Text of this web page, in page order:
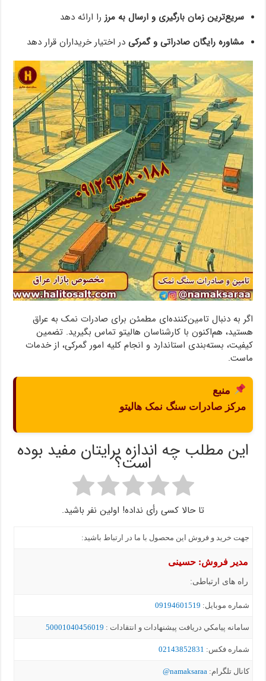
سریع‌ترین زمان بارگیری و ارسال به مرزرا ارائه دهد
مشاوره رایگان صادراتی و گمرکی در اختیار خریداران قرار دهد
اگر به دنبال تامین‌کننده‌ای مطمئن برای صادرات نمک به عراق
هستید، هم‌اکنون با کارشناسان هالیتو تماس بگیرید. تضمین
کیفیت، بسته‌بندی استاندارد و انجام کلیه امور گمرکی، از خدمات
ماست.
منبع
مرکز صادرات سنگ نمک هالیتو
این مطلب چه اندازه برایتان مفید بوده
است؟
تا حالا کسی رأی نداده! اولین نفر باشید.
جهت خرید و فروش این محصول با ما در ارتباط باشید:
مدیر فروش: حسینی
راه های ارتباطی:
شماره موبايل: 09194601519
سامانه پيامکي دریافت پیشنهادات و انتقادات : 50001040456019
شماره فکس: 02143852831
کانال تلگرام:namaksaraa@